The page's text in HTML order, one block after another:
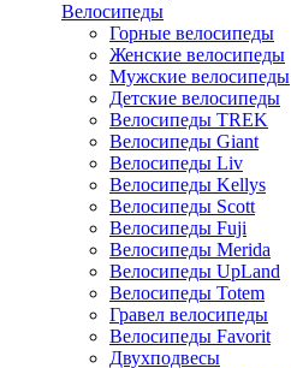
Велосипеды
Горные велосипеды
Женские велосипеды
Мужские велосипеды
Детские велосипеды
Велосипеды TREK
Велосипеды Giant
Велосипеды Liv
Велосипеды Kellys
Велосипеды Scott
Велосипеды Fuji
Велосипеды Merida
Велосипеды UpLand
Велосипеды Totem
Гравел велосипеды
Велосипеды Favorit
Двухподвесы